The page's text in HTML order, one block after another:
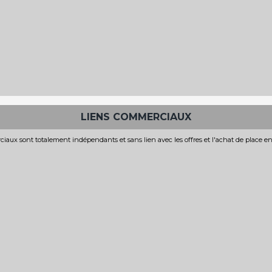
LIENS COMMERCIAUX
sont totalement indépendants et sans lien avec les offres et l'achat de place